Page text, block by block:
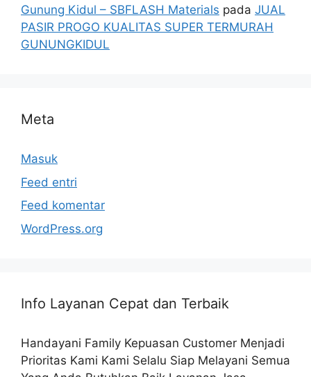
Gunung Kidul – SBFLASH Materials pada JUAL
PASIR PROGO KUALITAS SUPER TERMURAH
GUNUNGKIDUL
Meta
Masuk
Feed entri
Feed komentar
WordPress.org
Info Layanan Cepat dan Terbaik
Handayani Family Kepuasan Customer Menjadi
Prioritas Kami Kami Selalu Siap Melayani Semua